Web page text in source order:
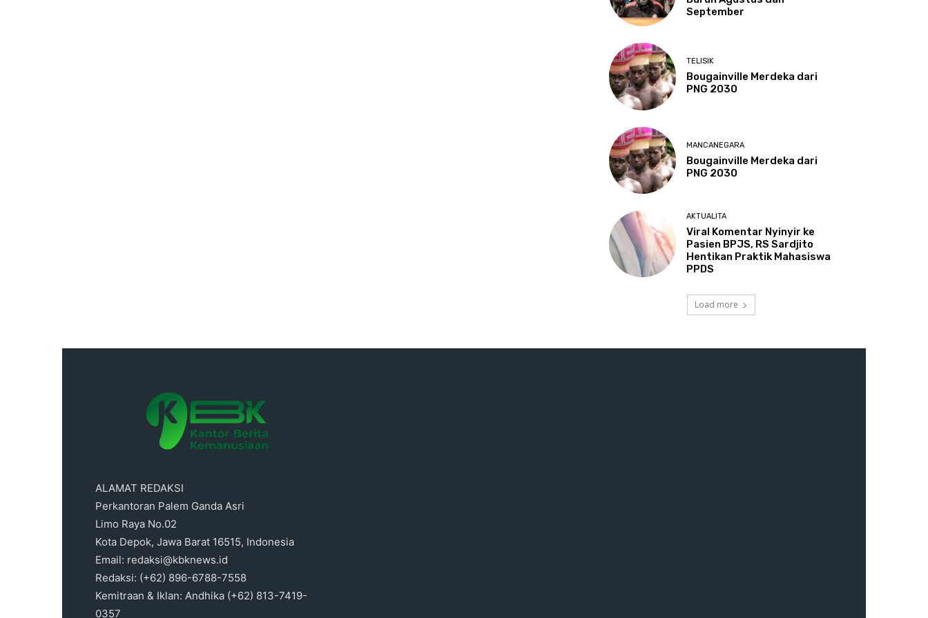
September
TELISIK
Bougainville Merdeka dari
PNG 2030
MANCANEGARA
Bougainville Merdeka dari
PNG 2030
AKTUALITA
Viral Komentar Nyinyir ke
Pasien BPJS, RS Sardjito
Hentikan Praktik Mahasiswa
PPDS
Load more
ALAMAT REDAKSI
Perkantoran Palem Ganda Asri
Limo Raya No.02
Kota Depok, Jawa Barat 16515, Indonesia
Email: redaksi@kbknews.id
Redaksi: (+62) 896-6788-7558
Kemitraan & Iklan: Andhika (+62) 813-7419-
0357